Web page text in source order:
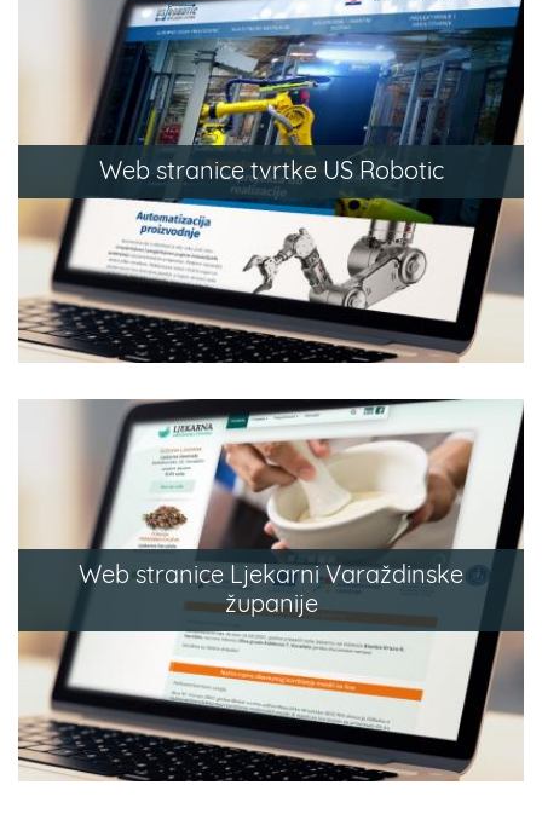
Web stranice tvrtke US Robotic
Web stranice Ljekarni Varaždinske
županije